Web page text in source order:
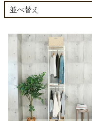
最短発送 冷感ラグ
カテゴリから探す